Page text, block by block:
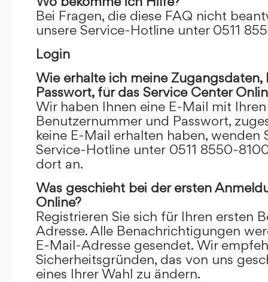
Bei Fragen, die diese FAQ nicht
unsere Service-Hotline unter 0511
Login
Wie erhalte ich meine
Passwort, für das Service Center
Wir haben Ihnen eine E-Mail mit
Benutzernummer und Passwort,
keine E-Mail erhalten haben, wenden
Service-Hotline unter 0511 8550-
dort an.
Was geschieht bei der ersten
Online?
Registrieren Sie sich für Ihren ersten
Adresse. Alle Benachrichtigungen
E-Mail-Adresse gesendet. Wir
Sicherheitsgründen, das von uns
eines Ihrer Wahl zu ändern.